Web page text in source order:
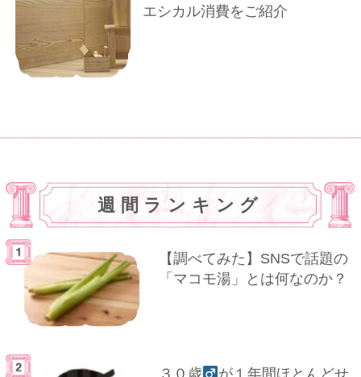
エシカル消費をご紹介
週間ランキング
【調べてみた】SNSで話題の
「マコモ湯」とは何なのか？